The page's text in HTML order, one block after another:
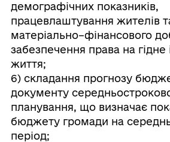
демографічних показників,
працевлаштування жителів
матеріально–фінансового
забезпечення права на
життя;
6) складання прогнозу
документу
планування, що визначає
бюджету громади на
період;